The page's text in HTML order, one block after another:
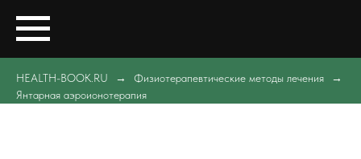
HEALTH-BOOK.RU
Физиотерапевтические методы лечения
Янтарная аэроионотерапия